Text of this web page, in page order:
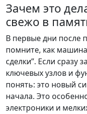
Зачем это
свежо в
В первые дни после
помните, как
сделки”. Если сразу
ключевых узлов и
понять: это новый
начала. Это
электроники и